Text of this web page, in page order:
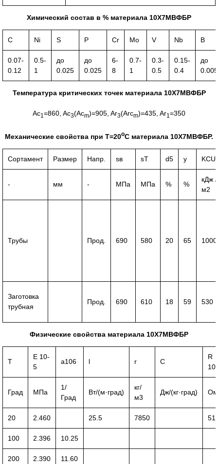
Химический состав в % материала 10Х7МВФБР
C Ni S P Cr Mo V Nb B
0.07-
0.12
0.5-
1
до
0.025
до
0.025
6-
8
0.7-
1
0.3-
0.5
0.15-
0.4
до
0.005
Температура критических точек материала 10Х7МВФБР
Ac1 =860, Ac3(Acm)=905, Ar3(Arcm)=435, Ar1 =350
Механические свойства при Т=20oС материала 10Х7МВФБР.
Сортамент Размер Напр. sв sT d5 y KCU
- мм - МПа МПа % %
кДж /
м2
Трубы Прод. 690 580 20 65 1000
Заготовка
трубная
Прод. 690 610 18 59 530
Физические свойства материала 10Х7МВФБР
T
E 10-
5
a106 l r C
R
Град МПа
1/
Град
Вт/(м·град)
кг/
м3
Дж/(кг·град)
20 2.460 25.5 7850
100 2.396 10.25
200 2.390 11.60